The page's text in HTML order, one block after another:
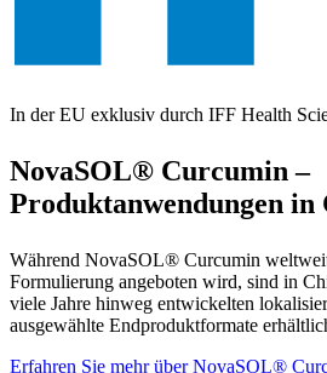
In der EU exklusiv durch IFF Health
NovaSOL® Curcumin –
Produktanwendungen in
Während NovaSOL® Curcumin
Formulierung angeboten wird, sind in
viele Jahre hinweg entwickelten
ausgewählte Endproduktformate
Erfahren Sie mehr über NovaSOL®